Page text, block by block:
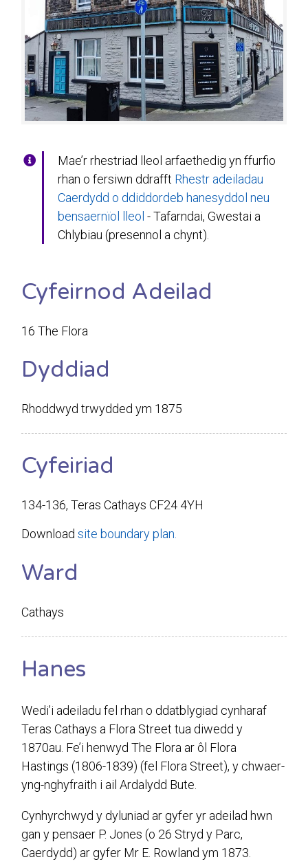
Mae’r rhestriad lleol arfaethedig yn ffurfio
rhan o fersiwn ddrafft Rhestr adeiladau
Caerdydd o ddiddordeb hanesyddol neu
bensaernïol lleol - Tafarndai, Gwestai a
Chlybiau (presennol a chynt).
Cyfeirnod Adeilad
16 The Flora
Dyddiad
Rhoddwyd trwydded ym 1875
Cyfeiriad
134-136, Teras Cathays CF24 4YH
Downloadsite boundary plan.
Ward
Cathays
Hanes
Wedi’i adeiladu fel rhan o ddatblygiad cynharaf
Teras Cathays a Flora Street tua diwedd y
1870au. Fe’i henwyd The Flora ar ôl Flora
Hastings (1806-1839) (fel Flora Street), y chwaer-
yng-nghyfraith i ail Ardalydd Bute.
Cynhyrchwyd y dyluniad ar gyfer yr adeilad hwn
gan y pensaer P. Jones (o 26 Stryd y Parc,
Caerdydd) ar gyfer Mr E. Rowland ym 1873.